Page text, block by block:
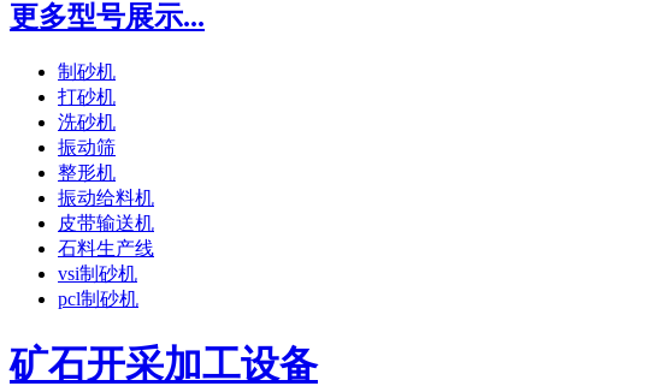
更多型号展示...
制砂机
打砂机
洗砂机
振动筛
整形机
振动给料机
皮带输送机
石料生产线
vsi制砂机
pcl制砂机
矿石开采加工设备